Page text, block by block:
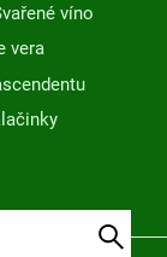
víno
vera